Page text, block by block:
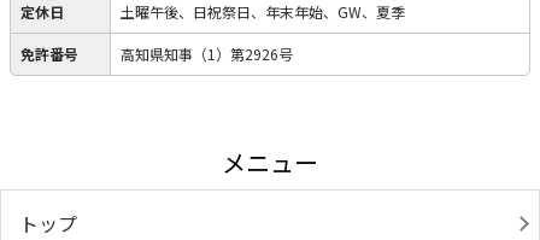
定休日 土曜午後、日祝祭日、年末年始、GW、夏季
免許番号 高知県知事（1）第2926号
メニュー
トップ